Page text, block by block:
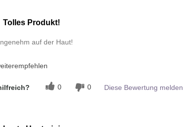
Tolles Produkt!
auf der Haut!
0 0 Diese Bewertung melden